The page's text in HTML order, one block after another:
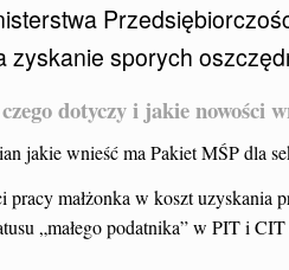
zyskanie sporych
dotyczy i jakie nowości
jakie wnieść ma Pakiet MŚP dla
pracy małżonka w koszt uzyskania
„małego podatnika” w PIT i